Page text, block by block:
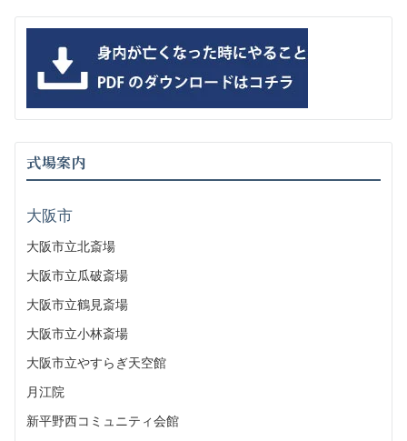
式場案内
大阪市
大阪市立北斎場
大阪市立瓜破斎場
大阪市立鶴見斎場
大阪市立小林斎場
大阪市立やすらぎ天空館
月江院
新平野西コミュニティ会館